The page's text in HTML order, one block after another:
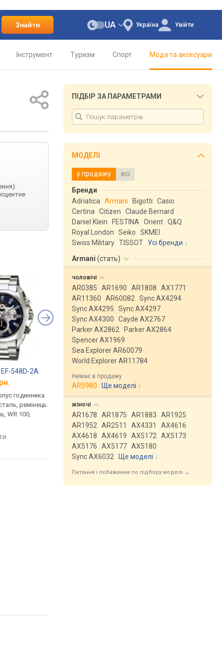
Знайти Україна
UA Увійти
Інструмент Туризм Спорт Мода та аксесуари
548D-2A
годинника
ремінець:
WR 100,
від 9 600 грн.
нержавіюча сталь, ремінець:
браслет сталь, WR 100,
Японія
порівняти
браслет сталь, WR
Німеччина
порівняти
ПІДБІР ЗА ПАРАМЕТРАМИ
МОДЕЛІ
у продажу всі
Бренди
Adriatica
Armani Bigotti
Casio
Certina
Citizen
Claude Bernard
Daniel Klein
FESTINA Orient Q&Q
Royal London
Seiko
SKMEI
Swiss Military TISSOT
Усі бренди
Armani (стать)
чоловічі
AR0385 AR1690 AR1808
AX1771
AR11360
AR60082
Sync AX4294
Sync AX4295
Sync AX4297
Sync AX4300
Cayde AX2767
Parker AX2862
Parker AX2864
Spencer AX1969
Sea Explorer AR60079
World Explorer AR11784
Немає в продажу
AR5980 Ще моделі ↓
жіночі
AR1678 AR1875 AR1883
AR1925
AR1952
AR2511 AX4331
AX4616
AX4618
AX4619 AX5172
AX5173
AX5176
AX5177 AX5180
Sync AX6032
Ще моделі ↓
Питання і побажання по підбору моделі →